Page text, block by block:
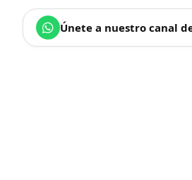
Únete a nuestro canal